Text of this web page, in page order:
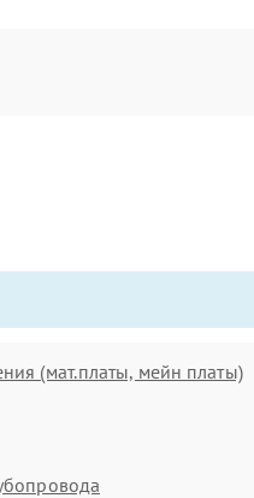
(мат.платы, мейн платы)